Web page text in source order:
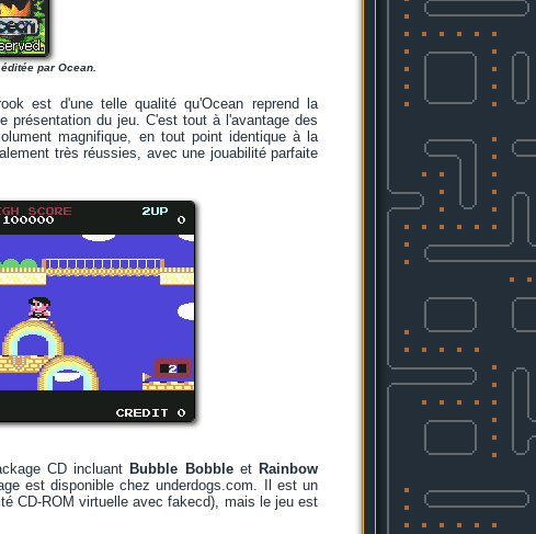
par Ocean.
est d'une telle qualité qu'Ocean reprend la
présentation du jeu. C'est tout à l'avantage des
magnifique, en tout point identique à la
très réussies, avec une jouabilité parfaite
CD incluant Bubble Bobbleet Rainbow
est disponible chez underdogs.com. Il est un
CD-ROM virtuelle avec fakecd), mais le jeu est